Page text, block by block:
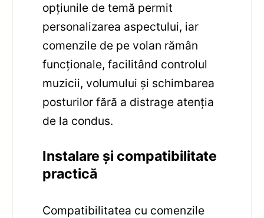
opțiunile de temă permit
personalizarea aspectului, iar
comenzile de pe volan rămân
funcționale, facilitând controlul
muzicii, volumului și schimbarea
posturilor fără a distrage atenția
de la condus.
Instalare și compatibilitate
practică
Compatibilitatea cu comenzile